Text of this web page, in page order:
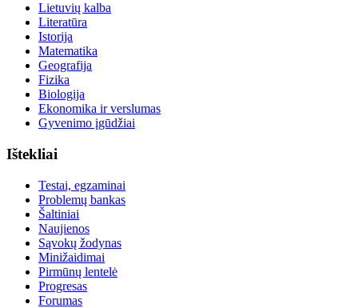
Lietuvių kalba
Literatūra
Istorija
Matematika
Geografija
Fizika
Biologija
Ekonomika ir verslumas
Gyvenimo įgūdžiai
Ištekliai
Testai, egzaminai
Problemų bankas
Šaltiniai
Naujienos
Sąvokų žodynas
Minižaidimai
Pirmūnų lentelė
Progresas
Forumas